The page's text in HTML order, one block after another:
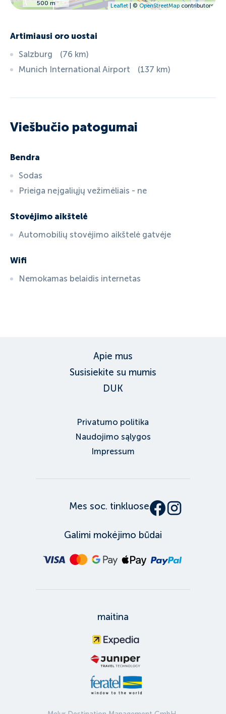
500 m Leaflet| ©OpenStreetMapcontributors
Artimiausi oro uostai
Salzburg
(76 km)
Munich International Airport
(137 km)
Viešbučio patogumai
Bendra
Sodas
Prieiga neįgaliųjų vežimėliais - ne
Stovėjimo aikštelė
Automobilių stovėjimo aikštelė gatvėje
Wifi
Nemokamas belaidis internetas
Apie mus
Susisiekite su mumis
DUK
Privatumo politika
Naudojimo sąlygos
Impressum
Mes soc. tinkluose
Galimi mokėjimo būdai
maitina